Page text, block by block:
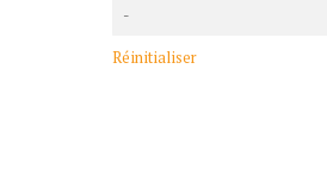
-
Réinitialiser